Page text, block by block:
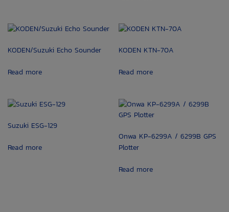
KODEN/Suzuki Echo Sounder
Read more
KODEN KTN-70A
Read more
Suzuki ESG-129
Read more
Onwa KP-6299A / 6299B GPS
Plotter
Read more